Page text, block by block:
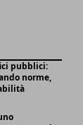
pubblici:
norme,